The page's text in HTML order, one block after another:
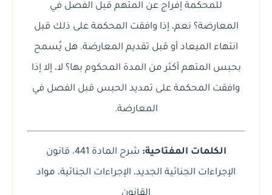
للمحكمة إفراج عن المتهم قبل الفصل في
المعارضة؟ نعم، إذا وافقت المحكمة على ذلك قبل
انتهاء الميعاد أو قبل تقديم المعارضة. هل يُسمح
بحبس المتهم أكثر من المدة المحكوم بها؟ لا، إلا إذا
وافقت المحكمة على تمديد الحبس قبل الفصل في
المعارضة.
الكلمات المفتاحية: شرح المادة 441 ، قانون
الإجراءات الجنائية الجديد، الإجراءات الجنائية، مواد